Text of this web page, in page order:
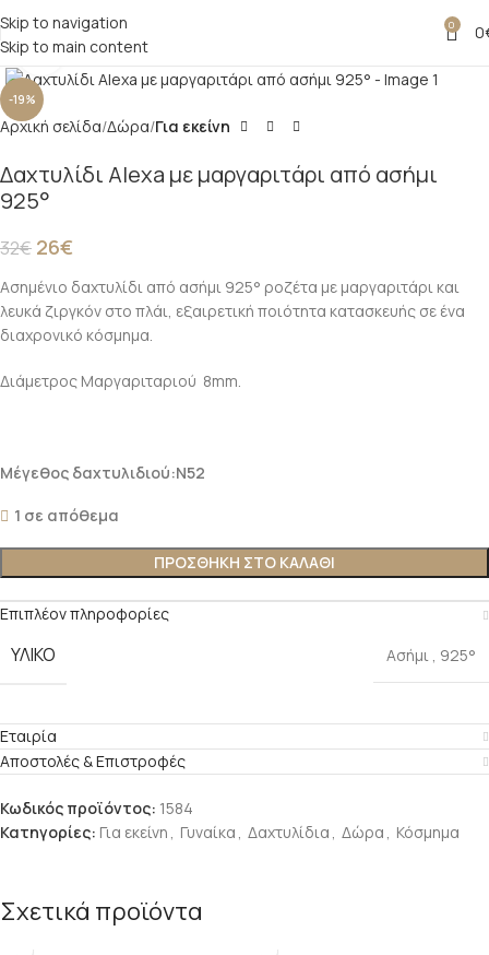
Skip to navigation
Skip to main content
0 0
-19%
Click to enlarge
Αρχική σελίδα Δώρα Για εκείνη
Δαχτυλίδι Alexa με μαργαριτάρι από ασήμι
925°
32€ 26€
Ασημένιο δαχτυλίδι από ασήμι 925° ροζέτα με μαργαριτάρι και
λευκά ζιργκόν στο πλάι, εξαιρετική ποιότητα κατασκευής σε ένα
διαχρονικό κόσμημα.
Διάμετρος Μαργαριταριού 8mm.
Μέγεθος δαχτυλιδιού:Ν52
1 σε απόθεμα
ΠΡΟΣΘΉΚΗ ΣΤΟ ΚΑΛΆΘΙ
Επιπλέον πληροφορίες
ΥΛΙΚΌ Ασήμι , 925°
Εταιρία
Αποστολές & Επιστροφές
Κωδικός προϊόντος: 1584
Κατηγορίες: Για εκείνη , Γυναίκα , Δαχτυλίδια , Δώρα , Κόσμημα
Σχετικά προϊόντα